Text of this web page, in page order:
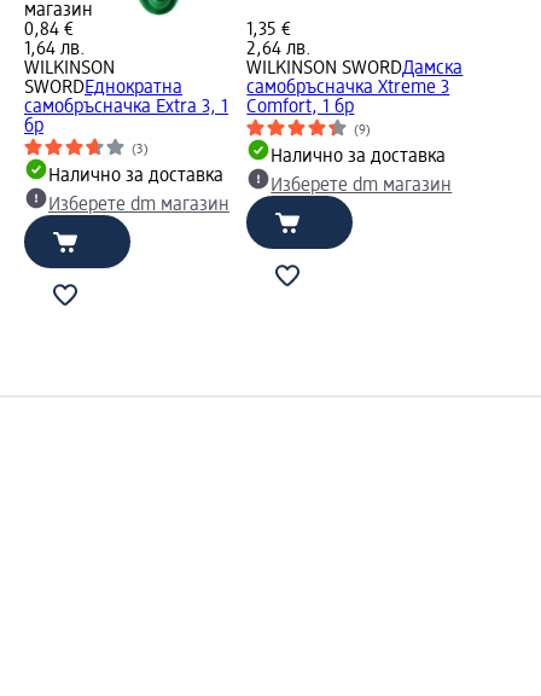
магазин
0,84 €
1,64 лв.
WILKINSON
SWORDЕднократна
самобръсначка Extra 3, 1
бр
(3)
Налично за доставка
Изберете dm магазин
1,35 €
2,64 лв.
WILKINSON SWORDДамска
самобръсначка Xtreme 3
Comfort, 1 бр
(9)
Налично за доставка
Изберете dm магазин